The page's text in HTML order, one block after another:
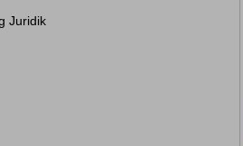
Juridik